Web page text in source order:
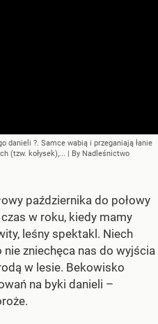
danieli ?. Samce wabią i przeganiają łanie
(tzw. kołysek),... | By Nadleśnictwo
października do połowy
w roku, kiedy mamy
leśny spektakl. Niech
zniechęca nas do wyjścia
w lesie. Bekowisko
na byki danieli –